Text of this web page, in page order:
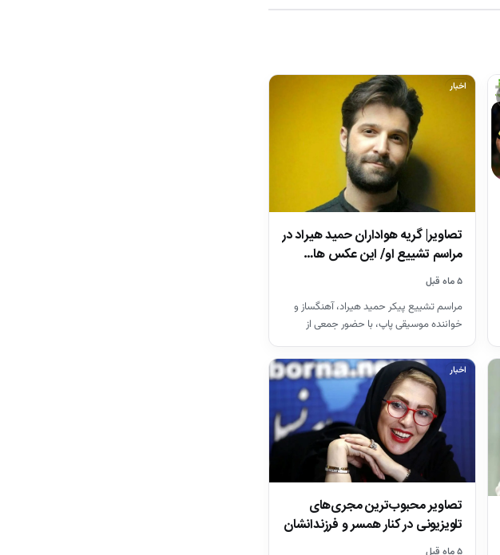
اخبار
تصاویر| گریه هواداران حمید هیراد در
مراسم تشییع او/ این عکس ها…
۵ ماه قبل
مراسم تشییع پیکر حمید هیراد، آهنگساز و
خواننده موسیقی پاپ، با حضور جمعی از
اخبار
تصاویر محبوب‌ترین مجری‌های
تلویزیونی در کنار همسر و فرزندانشان
+ بیوگرافی
۵ ماه قبل